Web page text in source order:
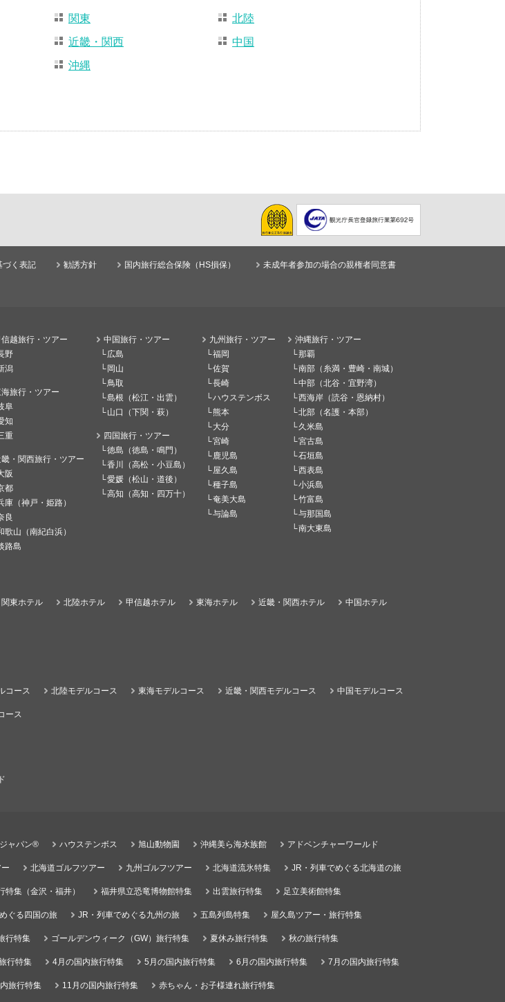
関東
北陸
近畿・関西
中国
沖縄
づく表記 勧誘方針 国内旅行総合保険（HS損保） 未成年者参加の場合の親権者同意書
越旅行・ツアー
野
潟
旅行・ツアー
阜
知
重
・関西旅行・ツアー
阪
都
庫（神戸・姫路）
良
歌山（南紀白浜）
路島
中国旅行・ツアー
広島
岡山
鳥取
島根（松江・出雲）
山口（下関・萩）
四国旅行・ツアー
徳島（徳島・鳴門）
香川（高松・小豆島）
愛媛（松山・道後）
高知（高知・四万十）
九州旅行・ツアー
福岡
佐賀
長崎
ハウステンボス
熊本
大分
宮崎
鹿児島
屋久島
種子島
奄美大島
与論島
沖縄旅行・ツアー
那覇
南部（糸満・豊崎・南城）
中部（北谷・宜野湾）
西海岸（読谷・恩納村）
北部（名護・本部）
久米島
宮古島
石垣島
西表島
小浜島
竹富島
与那国島
南大東島
関東ホテル 北陸ホテル 甲信越ホテル 東海ホテル 近畿・関西ホテル 中国ホテル
コース 北陸モデルコース 東海モデルコース 近畿・関西モデルコース 中国モデルコース
ース
ャパン® ハウステンボス 旭山動物園 沖縄美ら海水族館 アドベンチャーワールド
北海道ゴルフツアー 九州ゴルフツアー 北海道流氷特集 JR・列車でめぐる北海道の旅
特集（金沢・福井） 福井県立恐竜博物館特集 出雲旅行特集 足立美術館特集
ぐる四国の旅 JR・列車でめぐる九州の旅 五島列島特集 屋久島ツアー・旅行特集
行特集 ゴールデンウィーク（GW）旅行特集 夏休み旅行特集 秋の旅行特集
行特集 4月の国内旅行特集 5月の国内旅行特集 6月の国内旅行特集 7月の国内旅行特集
旅行特集 11月の国内旅行特集 赤ちゃん・お子様連れ旅行特集